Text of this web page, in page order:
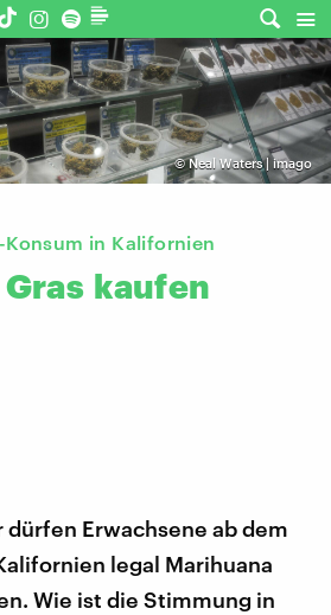
©Neal Waters | imago
in Kalifornien
Gras kaufen
dürfen Erwachsene ab dem
legal Marihuana
Wie ist die Stimmung in